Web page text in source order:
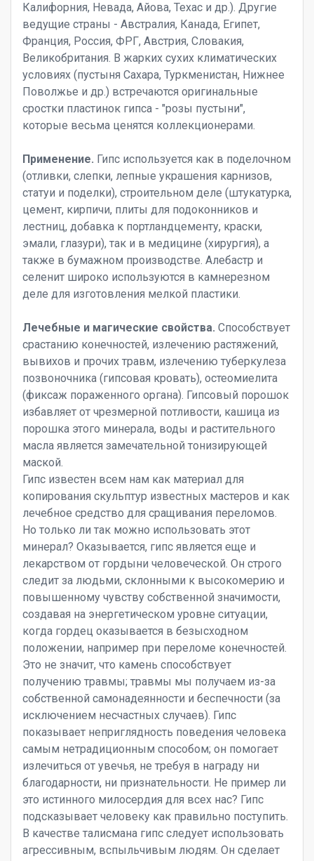
Калифорния, Невада, Айова, Техас и др.). Другие
ведущие страны - Австралия, Канада, Египет,
Франция, Россия, ФРГ, Австрия, Словакия,
Великобритания. В жарких сухих климатических
условиях (пустыня Сахара, Туркменистан, Нижнее
Поволжье и др.) встречаются оригинальные
сростки пластинок гипса - "розы пустыни",
которые весьма ценятся коллекционерами.
Применение. Гипс используется как в поделочном
(отливки, слепки, лепные украшения карнизов,
статуи и поделки), строительном деле (штукатурка,
цемент, кирпичи, плиты для подоконников и
лестниц, добавка к портландцементу, краски,
эмали, глазури), так и в медицине (хирургия), а
также в бумажном производстве. Алебастр и
селенит широко используются в камнерезном
деле для изготовления мелкой пластики.
Лечебные и магические свойства. Способствует
срастанию конечностей, излечению растяжений,
вывихов и прочих травм, излечению туберкулеза
позвоночника (гипсовая кровать), остеомиелита
(фиксаж пораженного органа). Гипсовый порошок
избавляет от чрезмерной потливости, кашица из
порошка этого минерала, воды и растительного
масла является замечательной тонизирующей
маской.
Гипс известен всем нам как материал для
копирования скульптур известных мастеров и как
лечебное средство для сращивания переломов.
Но только ли так можно использовать этот
минерал? Оказывается, гипс является еще и
лекарством от гордыни человеческой. Он строго
следит за людьми, склонными к высокомерию и
повышенному чувству собственной значимости,
создавая на энергетическом уровне ситуации,
когда гордец оказывается в безысходном
положении, например при переломе конечностей.
Это не значит, что камень способствует
получению травмы; травмы мы получаем из-за
собственной самонадеянности и беспечности (за
исключением несчастных случаев). Гипс
показывает неприглядность поведения человека
самым нетрадиционным способом; он помогает
излечиться от увечья, не требуя в награду ни
благодарности, ни признательности. Не пример ли
это истинного милосердия для всех нас? Гипс
подсказывает человеку как правильно поступить.
В качестве талисмана гипс следует использовать
агрессивным, вспыльчивым людям. Он сделает